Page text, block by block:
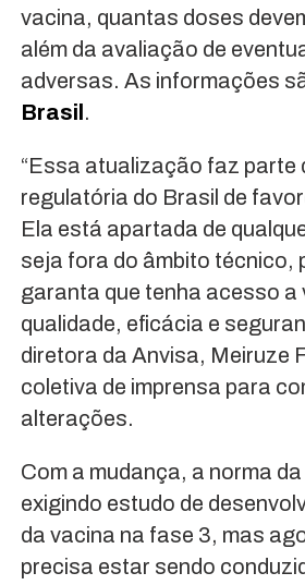
vacina, quantas doses
além da avaliação de
adversas. As informações
Brasil .
“Essa atualização faz parte
regulatória do Brasil de
Ela está apartada de
seja fora do âmbito técnico,
garanta que tenha acesso a
qualidade, eficácia e
diretora da Anvisa, Meiruze
coletiva de imprensa para
alterações.
Com a mudança, a norma
exigindo estudo de
da vacina na fase 3, mas
precisa estar sendo